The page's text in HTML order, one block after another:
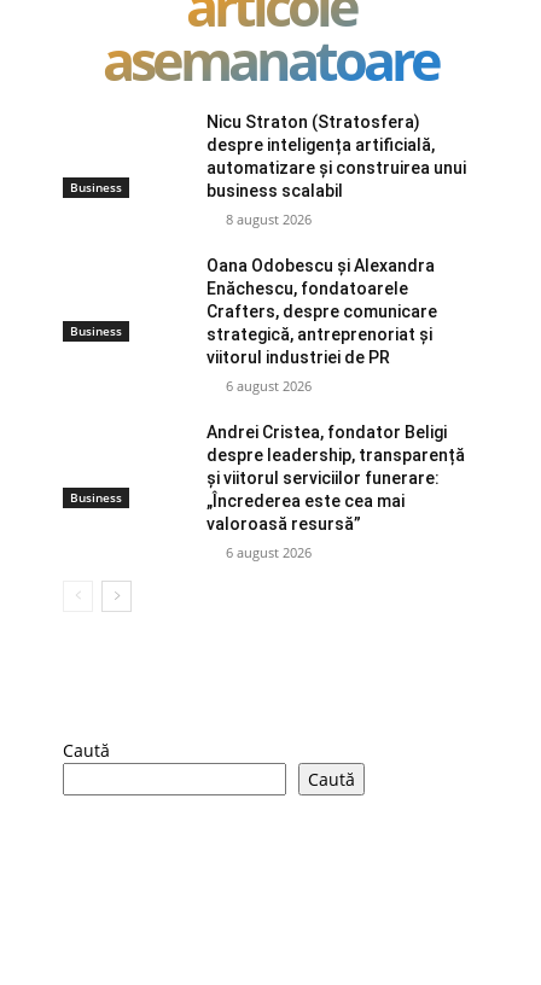
asemanatoare
Business
Nicu Straton (Stratosfera)
despre inteligența artificială,
automatizare și construirea unui
business scalabil
8 august 2026
Business
Oana Odobescu și Alexandra
Enăchescu, fondatoarele
Crafters, despre comunicare
strategică, antreprenoriat și
viitorul industriei de PR
6 august 2026
Business
Andrei Cristea, fondator Beligi
despre leadership, transparență
și viitorul serviciilor funerare:
„Încrederea este cea mai
valoroasă resursă”
6 august 2026
Caută
Caută